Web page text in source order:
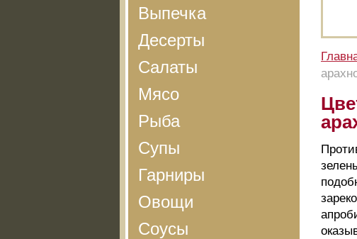
Выпечка
Десерты
Салаты
Мясо
Рыба
Супы
Гарниры
Овощи
Соусы